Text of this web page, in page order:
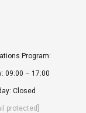
Program:
09:00 – 17:00
Closed
protected]